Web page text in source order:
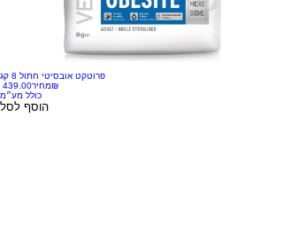
פרוטקט אובסיטי חתול 8 קג
מחיר‏439.00 ‏₪
כולל מע״מ
הוסף לסל